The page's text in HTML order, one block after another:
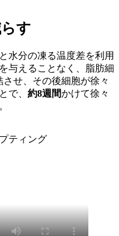
す
水分の凍る温度差を利用
与えることなく、脂肪細
せ、その後細胞が徐々
で、 約8週間かけて徐々